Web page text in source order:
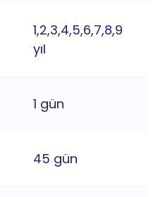
1,2,3,4,5,6,7,8,9
yıl
1 gün
45 gün